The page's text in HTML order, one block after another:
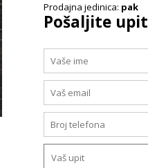
Prodajna jedinica: pak
Pošaljite upit